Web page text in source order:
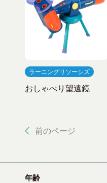
ラーニングリソーシズ
おしゃべり望遠鏡
前のページ
年齢